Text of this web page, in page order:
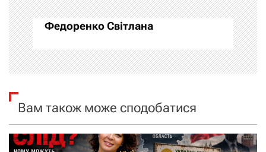
а
ц
і
а
Федоренко Світлана
Вам також може сподобатися